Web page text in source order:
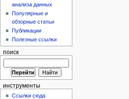
анализа данных
Популярные и
обзорные статьи
Публикации
Полезные ссылки
поиск
инструменты
Ссылки сюда